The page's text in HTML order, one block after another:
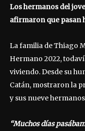
Los hermanos del
afirmaron que pasan
La familia de Thiago
Hermano 2022,
viviendo. Desde su
Catán, mostraron la
y sus nueve
“Muchos días